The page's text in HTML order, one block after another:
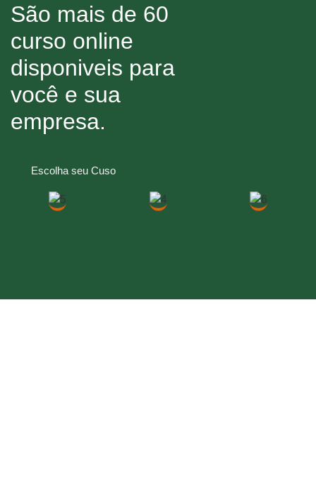
Escolha seu Cuso
São mais de 60
curso online
disponiveis para
você e sua
empresa.